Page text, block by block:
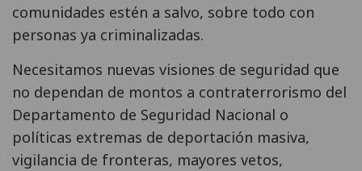
comunidades estén a salvo, sobre todo con
personas ya criminalizadas.
Necesitamos nuevas visiones de seguridad que
no dependan de montos a contraterrorismo del
Departamento de Seguridad Nacional o
políticas extremas de deportación masiva,
vigilancia de fronteras, mayores vetos,